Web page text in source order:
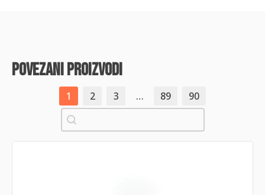
povezani proizvodi
1 2 3 … 89
90
Pretraži